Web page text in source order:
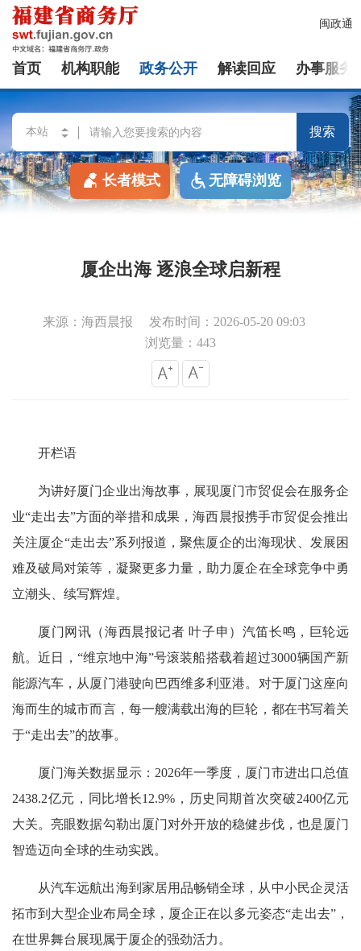
闽政通
首页 机构职能 政务公开 解读回应 办事服务
搜索
长者模式 无障碍浏览
厦企出海 逐浪全球启新程
来源：海西晨报
发布时间：2026-05-20 09:03
浏览量：443
开栏语
为讲好厦门企业出海故事，展现厦门市贸促会在服务企
业“走出去”方面的举措和成果，海西晨报携手市贸促会推出
关注厦企“走出去”系列报道，聚焦厦企的出海现状、发展困
难及破局对策等，凝聚更多力量，助力厦企在全球竞争中勇
立潮头、续写辉煌。
厦门网讯（海西晨报记者 叶子申）汽笛长鸣，巨轮远
航。近日，“维京地中海”号滚装船搭载着超过3000辆国产新
能源汽车，从厦门港驶向巴西维多利亚港。对于厦门这座向
海而生的城市而言，每一艘满载出海的巨轮，都在书写着关
于“走出去”的故事。
厦门海关数据显示：2026年一季度，厦门市进出口总值
2438.2亿元，同比增长12.9%，历史同期首次突破2400亿元
大关。亮眼数据勾勒出厦门对外开放的稳健步伐，也是厦门
智造迈向全球的生动实践。
从汽车远航出海到家居用品畅销全球，从中小民企灵活
拓市到大型企业布局全球，厦企正在以多元姿态“走出去”，
在世界舞台展现属于厦企的强劲活力。